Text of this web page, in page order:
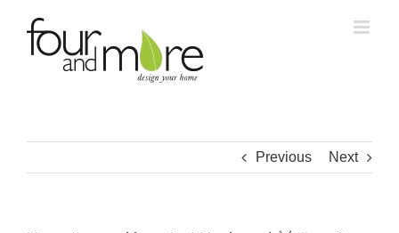
content
Previous Next